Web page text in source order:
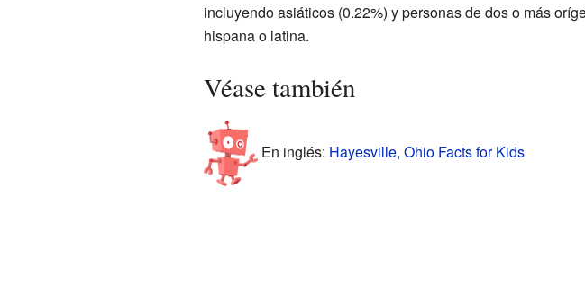
incluyendo asiáticos (0.22%) y personas de dos o más
hispana o latina.
Véase también
En inglés: Hayesville, Ohio Facts for Kids